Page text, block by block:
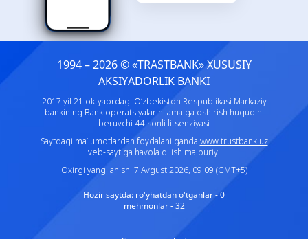
1994 – 2026 © «TRASTBANK» ХUSUSIY
AKSIYADORLIK BANKI
2017 yil 21 oktyabrdagi O‘zbekiston Respublikasi Markaziy
bankining Bank operatsiyalarini amalga oshirish huquqini
beruvchi 44-sonli litsenziyasi
Saytdagi ma’lumotlardan foydalanilganda www.trustbank.uz
veb-saytiga havola qilish majburiy.
Oxirgi yangilanish: 7 Avgust 2026, 09:09 (GMT+5)
Hozir saytda: ro'yhatdan o'tganlar - 0
mehmonlar - 32